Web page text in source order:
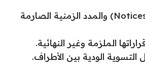
صياغة المطالبات التعاقدية (Contractual Claims) وإجراءات الإخطار (Notices) والمدد الزمنية الصارمة